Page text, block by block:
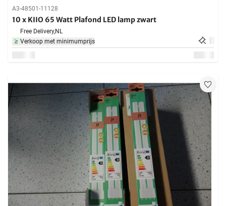
A3-48501-11128
10 x KIIO 65 Watt Plafond LED lamp zwart
Free Delivery,NL
Verkoop met minimumprijs